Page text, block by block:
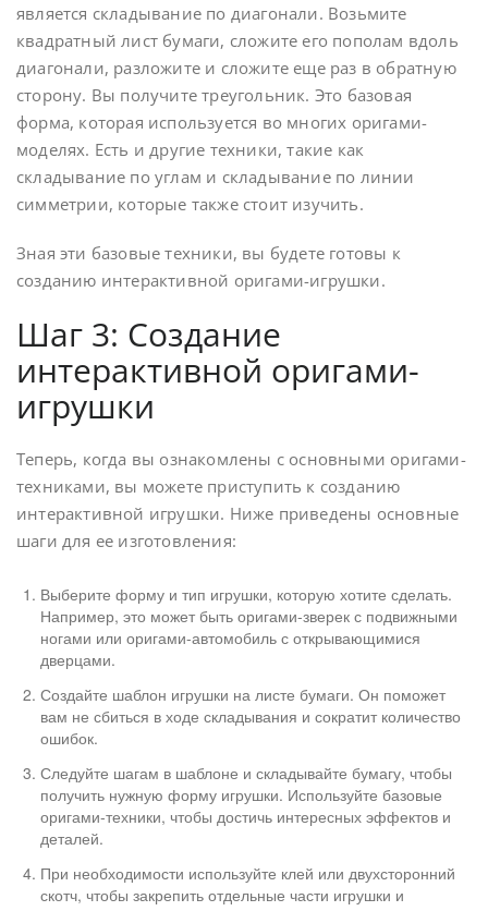
является складывание по диагонали. Возьмите
квадратный лист бумаги, сложите его пополам вдоль
диагонали, разложите и сложите еще раз в обратную
сторону. Вы получите треугольник. Это базовая
форма, которая используется во многих оригами-
моделях. Есть и другие техники, такие как
складывание по углам и складывание по линии
симметрии, которые также стоит изучить.
Зная эти базовые техники, вы будете готовы к
созданию интерактивной оригами-игрушки.
Шаг 3: Создание
интерактивной оригами-
игрушки
Теперь, когда вы ознакомлены с основными оригами-
техниками, вы можете приступить к созданию
интерактивной игрушки. Ниже приведены основные
шаги для ее изготовления:
Выберите форму и тип игрушки, которую хотите сделать.
Например, это может быть оригами-зверек с подвижными
ногами или оригами-автомобиль с открывающимися
дверцами.
Создайте шаблон игрушки на листе бумаги. Он поможет
вам не сбиться в ходе складывания и сократит количество
ошибок.
Следуйте шагам в шаблоне и складывайте бумагу, чтобы
получить нужную форму игрушки. Используйте базовые
оригами-техники, чтобы достичь интересных эффектов и
деталей.
При необходимости используйте клей или двухсторонний
скотч, чтобы закрепить отдельные части игрушки и